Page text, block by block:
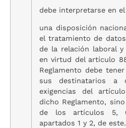
debe interpretarse en
una disposición
el tratamiento de
de la relación laboral
en virtud del artículo
Reglamento debe
sus destinatarios a
exigencias del
dicho Reglamento,
de los artículos 5,
apartados 1 y 2, de este.